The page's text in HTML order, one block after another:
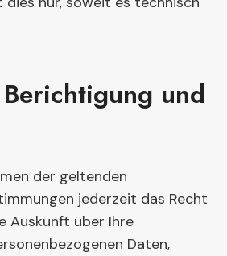
und
der geltenden
jederzeit das Recht
Auskunft über Ihre
Daten,